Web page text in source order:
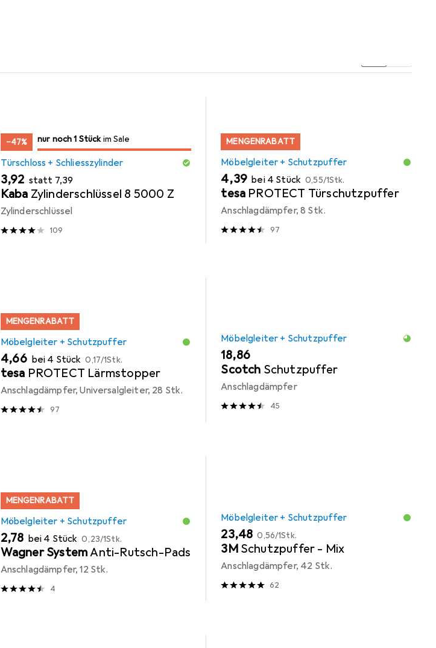
−47% noch 1 Stückim Sale
nur noch 1 Stück im Sale
Türschloss + Schliesszylinder
EUR
3,92 statt EUR
7,39
Kaba Zylinderschlüssel 8 5000 Z
Zylinderschlüssel
109
MENGENRABATT
Möbelgleiter + Schutzpuffer
EUR
4,39 bei 4 Stück EUR
0,55/1Stk.
tesa PROTECT Türschutzpuffer
Anschlagdämpfer, 8 Stk.
97
MENGENRABATT
Möbelgleiter + Schutzpuffer
EUR
4,66 bei 4 Stück EUR
0,17/1Stk.
tesa PROTECT Lärmstopper
Anschlagdämpfer, Universalgleiter, 28 Stk.
97
Möbelgleiter + Schutzpuffer
EUR
18,86
Scotch Schutzpuffer
Anschlagdämpfer
45
MENGENRABATT
Möbelgleiter + Schutzpuffer
EUR
2,78 bei 4 Stück EUR
0,23/1Stk.
Wagner SystemAnti-Rutsch-Pads
Anschlagdämpfer, 12 Stk.
4
Möbelgleiter + Schutzpuffer
EUR
23,48 EUR
0,56/1Stk.
3M Schutzpuffer - Mix
Anschlagdämpfer, 42 Stk.
62